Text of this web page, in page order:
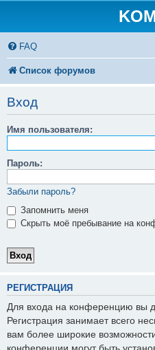
FAQ
Список форумов
Вход
Имя пользователя:
Пароль:
Забыли пароль?
Запомнить меня
Скрыть моё пребывание на
РЕГИСТРАЦИЯ
Для входа на конференцию вы
Регистрация занимает всего
вам более широкие